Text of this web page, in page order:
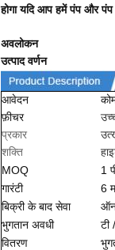
होगा यदि आप हमें पंप और
अवलोकन
उत्पाद वर्णन
आवेदन
फ़ीचर
प्रकार
शक्ति
MOQ
1
गारंटी
6
बिक्री के बाद सेवा
भुगतान अवधी
टी
वितरण